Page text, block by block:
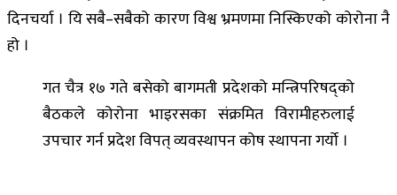
दिनचर्या । यि सबै–सबैको कारण विश्व भ्रमणमा निस्किएको कोरोना नै
हो ।
गत चैत्र १७ गते बसेको बागमती प्रदेशको मन्त्रिपरिषद्को
बैठकले कोरोना भाइरसका संक्रमित विरामीहरुलाई
उपचार गर्न प्रदेश विपत् व्यवस्थापन कोष स्थापना गर्यो ।